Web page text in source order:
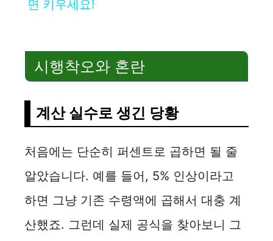
V
i
d
e
o
면 키우세요!
시행착오와 혼란
계산 실수로 생긴 당황
처음에는 단순히 퍼센트로 곱하면 될 줄
알았습니다. 예를 들어, 5% 인상이라고
하면 그냥 기존 수령액에 곱해서 대충 계
산했죠. 그런데 실제 공식을 찾아보니 그